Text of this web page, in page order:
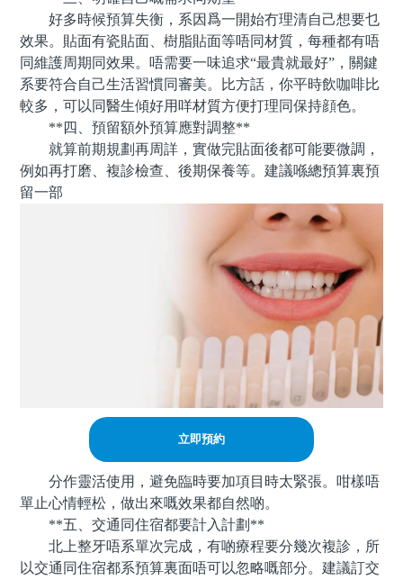
好多時候預算失衡，系因爲一開始冇理清自己想要乜
效果。貼面有瓷貼面、樹脂貼面等唔同材質，每種都有唔
同維護周期同效果。唔需要一味追求“最貴就最好”，關鍵
系要符合自己生活習慣同審美。比方話，你平時飲咖啡比
較多，可以同醫生傾好用咩材質方便打理同保持顔色。
**四、預留額外預算應對調整**
就算前期規劃再周詳，實做完貼面後都可能要微調，
例如再打磨、複診檢查、後期保養等。建議喺總預算裏預
留一部
立即預約
分作靈活使用，避免臨時要加項目時太緊張。咁樣唔
單止心情輕松，做出來嘅效果都自然啲。
**五、交通同住宿都要計入計劃**
北上整牙唔系單次完成，有啲療程要分幾次複診，所
以交通同住宿都系預算裏面唔可以忽略嘅部分。建議訂交